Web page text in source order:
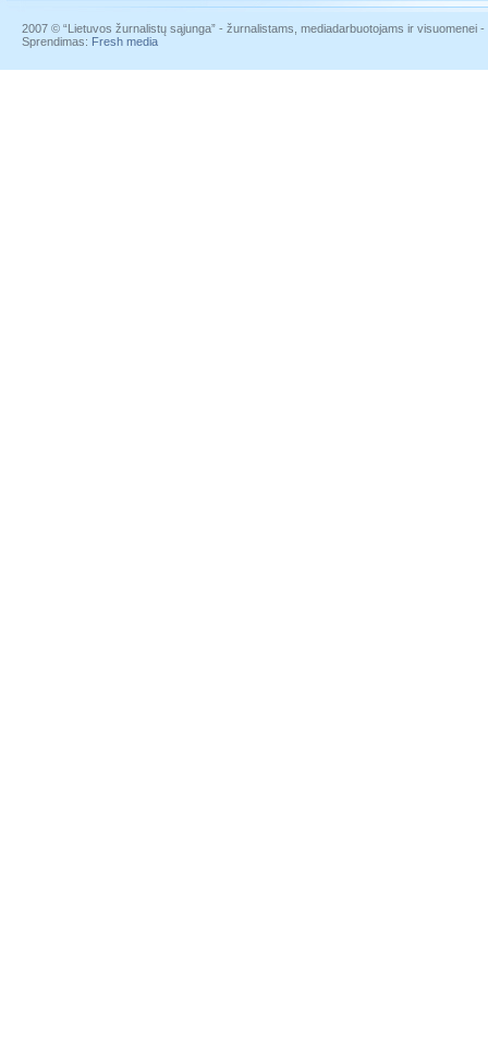
2007 © “Lietuvos žurnalistų sąjunga” - žurnalistams, mediadarbuotojams ir visuomenei
Sprendimas: Fresh media